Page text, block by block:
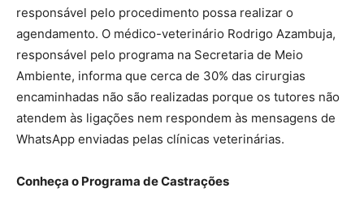
responsável pelo procedimento possa realizar o
agendamento. O médico-veterinário Rodrigo Azambuja,
responsável pelo programa na Secretaria de Meio
Ambiente, informa que cerca de 30% das cirurgias
encaminhadas não são realizadas porque os tutores não
atendem às ligações nem respondem às mensagens de
WhatsApp enviadas pelas clínicas veterinárias.
Conheça o Programa de Castrações